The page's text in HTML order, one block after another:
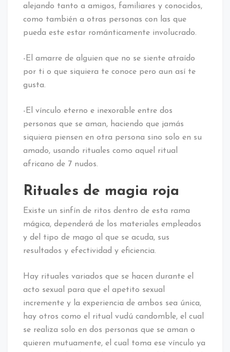
alejando tanto a amigos, familiares y conocidos,
como también a otras personas con las que
pueda este estar románticamente involucrado.
-El amarre de alguien que no se siente atraído
por ti o que siquiera te conoce pero aun así te
gusta.
-El vínculo eterno e inexorable entre dos
personas que se aman, haciendo que jamás
siquiera piensen en otra persona sino solo en su
amado, usando rituales como aquel ritual
africano de 7 nudos.
Rituales de magia roja
Existe un sinfín de ritos dentro de esta rama
mágica, dependerá de los materiales empleados
y del tipo de mago al que se acuda, sus
resultados y efectividad y eficiencia.
Hay rituales variados que se hacen durante el
acto sexual para que el apetito sexual
incremente y la experiencia de ambos sea única,
hay otros como el ritual vudú candomble, el cual
se realiza solo en dos personas que se aman o
quieren mutuamente, el cual toma ese vínculo ya